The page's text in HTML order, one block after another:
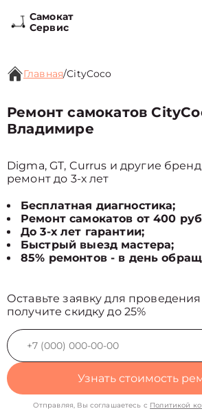
Самокат
Сервис
Главная/CityCoco
Ремонт самокатов
Владимире
Digma, GT, Currus и другие
ремонт до 3-х лет
Бесплатная диагностика;
Ремонт самокатов от 400
До 3-х лет гарантии;
Быстрый выезд мастера;
85% ремонтов - в день
Оставьте заявку для
получите скидку до 25%
Узнать стоимость
Отправляя, Вы соглашаетесь с Политикой